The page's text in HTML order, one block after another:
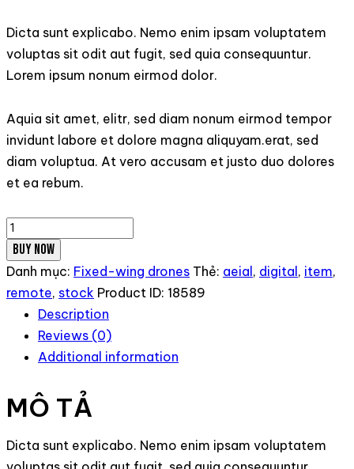
là:
$969.00.
tại
là:
$919.00.
Dicta sunt explicabo. Nemo enim ipsam voluptatem
voluptas sit odit aut fugit, sed quia consequuntur.
Lorem ipsum nonum eirmod dolor.
Aquia sit amet, elitr, sed diam nonum eirmod tempor
invidunt labore et dolore magna aliquyam.erat, sed
diam voluptua. At vero accusam et justo duo dolores
et ea rebum.
DJI
Matrice
số
lượng
BUY NOW
Danh mục: Fixed-wing drones Thẻ: aeial , digital , item,
remote, stock Product ID: 18589
Description
Reviews (0)
Additional information
MÔ TẢ
Dicta sunt explicabo. Nemo enim ipsam voluptatem